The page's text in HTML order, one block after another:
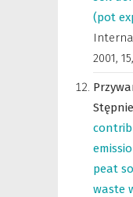
(pot
2001,
peat
waste